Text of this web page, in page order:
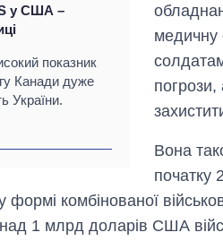
у США –
показник
Канади дуже
України.
медичну
Вона
початку
комбінованої
1 млрд доларів США